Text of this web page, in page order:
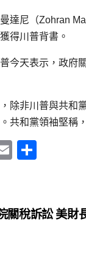
達尼（Zohran
得川普背書。
今天表示，政府
除非川普與共和
共和黨領袖堅稱
E
e
關稅訴訟 美財